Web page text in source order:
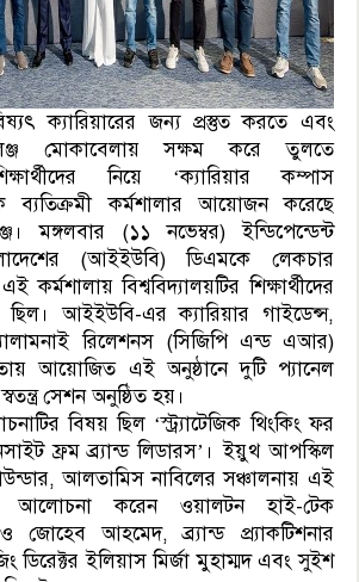
ক্যারিয়ারের জন্য প্রস্তুত করতে এবং
মোকাবেলায় সক্ষম করে তুলতে
নিয়ে ‘ক্যারিয়ার কম্পাস
ব্যতিক্রমী কর্মশালার আয়োজন করেছে
মঙ্গলবার (১১ নভেম্বর) ইন্ডিপেন্ডেন্ট
(আইইউবি) ডিএমকে লেকচার
কর্মশালায় বিশ্ববিদ্যালয়টির শিক্ষার্থীদের
ছিল। আইইউবি-এর ক্যারিয়ার গাইডেন্স,
রিলেশনস (সিজিপি এন্ড এআর)
আয়োজিত এই অনুষ্ঠানে দুটি প্যানেল
সেশন অনুষ্ঠিত হয়।
বিষয় ছিল ‘স্ট্র্যাটেজিক থিংকিং ফর
ফ্রম ব্র্যান্ড লিডারস’। ইয়ুথ আপস্কিল
আলতামিস নাবিলের সঞ্চালনায় এই
আলোচনা করেন ওয়ালটন হাই-টেক
জোহেব আহমেদ, ব্র্যান্ড প্র্যাকটিশনার
ডিরেক্টর ইলিয়াস মির্জা মুহাম্মদ এবং সুইশ